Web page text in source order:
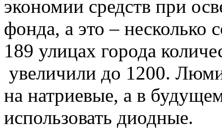
экономии средств при
фонда, а это – несколько
189 улицах города
увеличили до 1200.
на натриевые, а в
использовать диодные.